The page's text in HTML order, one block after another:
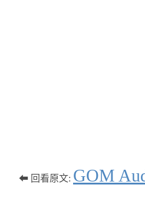
⬅ 回看原文: GOM